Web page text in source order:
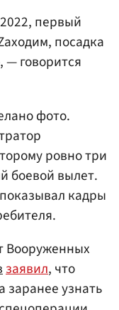
первый
посадка
— говорится
фото.
ровно три
боевой вылет.
кадры
Вооруженных
заявил, что
заранее узнать